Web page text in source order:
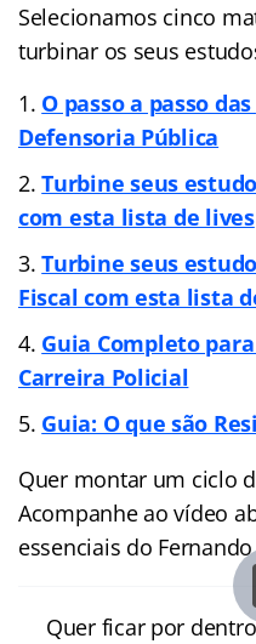
Selecionamos cinco
turbinar os seus
O passo a passo
Defensoria Pública
Turbine seus
com esta lista de lives
Turbine seus
Fiscal com esta lista
Guia Completo
Carreira Policial
Guia: O que são
Quer montar um ciclo
Acompanhe ao vídeo
essenciais do
Quer ficar por